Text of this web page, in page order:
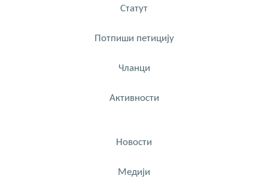
Статут
Потпиши петицију
Чланци
Активности
Новости
Медији